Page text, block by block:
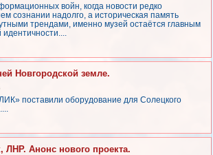
войн, когда новости редко
сознании надолго, а историческая память
трендами, именно музей остаётся главным
Новгородской земле.
поставили оборудование для Солецкого
ЛНР. Анонс нового проекта.